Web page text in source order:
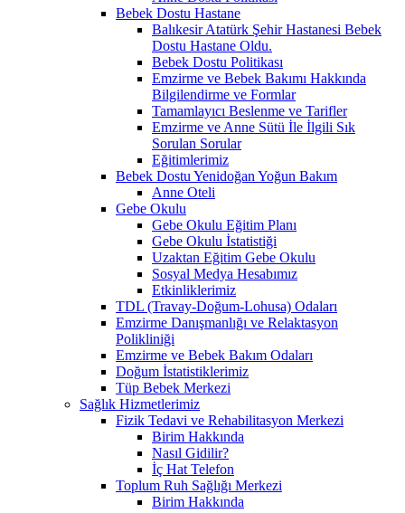
Bebek Dostu Hastane
Balıkesir Atatürk Şehir Hastanesi Bebek
Dostu Hastane Oldu.
Bebek Dostu Politikası
Emzirme ve Bebek Bakımı Hakkında
Bilgilendirme ve Formlar
Tamamlayıcı Beslenme ve Tarifler
Emzirme ve Anne Sütü İle İlgili Sık
Sorulan Sorular
Eğitimlerimiz
Bebek Dostu Yenidoğan Yoğun Bakım
Anne Oteli
Gebe Okulu
Gebe Okulu Eğitim Planı
Gebe Okulu İstatistiği
Uzaktan Eğitim Gebe Okulu
Sosyal Medya Hesabımız
Etkinliklerimiz
TDL (Travay-Doğum-Lohusa) Odaları
Emzirme Danışmanlığı ve Relaktasyon
Polikliniği
Emzirme ve Bebek Bakım Odaları
Doğum İstatistiklerimiz
Tüp Bebek Merkezi
Sağlık Hizmetlerimiz
Fizik Tedavi ve Rehabilitasyon Merkezi
Birim Hakkında
Nasıl Gidilir?
İç Hat Telefon
Toplum Ruh Sağlığı Merkezi
Birim Hakkında